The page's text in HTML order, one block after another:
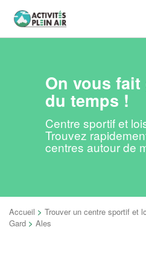
On vous fait
du temps !
Centre sportif et
Trouvez
centres autour de
Accueil > Trouver un centre sportif et
Gard > Ales